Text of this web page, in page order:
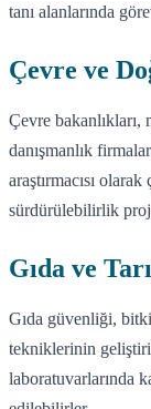
tanı alanlarında
Çevre ve
Çevre
danışmanlık
araştırmacısı
sürdürülebilirlik
Gıda ve
Gıda güvenliği,
tekniklerinin
laboratuvarlarında